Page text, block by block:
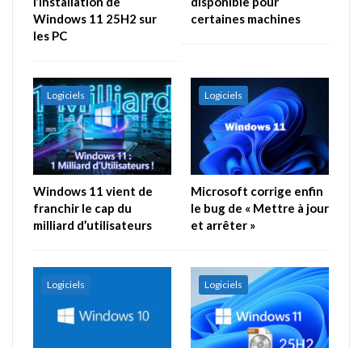
Windows 11 25H2 sur
les PC
certaines machines
Logiciels
Windows 11 vient de
franchir le cap du
milliard d’utilisateurs
Logiciels
Microsoft corrige enfin
le bug de « Mettre à jour
et arrêter »
Logiciels Logiciels